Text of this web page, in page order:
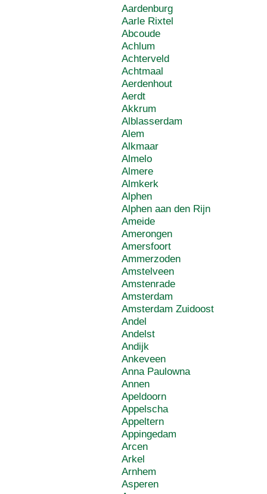
Aardenburg
Aarle Rixtel
Abcoude
Achlum
Achterveld
Achtmaal
Aerdenhout
Aerdt
Akkrum
Alblasserdam
Alem
Alkmaar
Almelo
Almere
Almkerk
Alphen
Alphen aan den Rijn
Ameide
Amerongen
Amersfoort
Ammerzoden
Amstelveen
Amstenrade
Amsterdam
Amsterdam Zuidoost
Andel
Andelst
Andijk
Ankeveen
Anna Paulowna
Annen
Apeldoorn
Appelscha
Appeltern
Appingedam
Arcen
Arkel
Arnhem
Asperen